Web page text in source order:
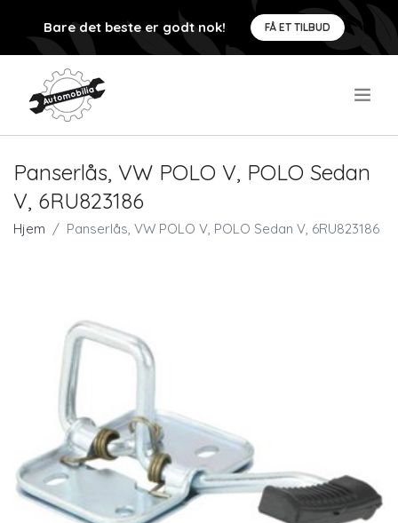
Bare det beste er godt nok! FÅ ET TILBUD
Panserlås, VW POLO V, POLO Sedan
V, 6RU823186
Hjem Panserlås, VW POLO V, POLO Sedan V, 6RU823186